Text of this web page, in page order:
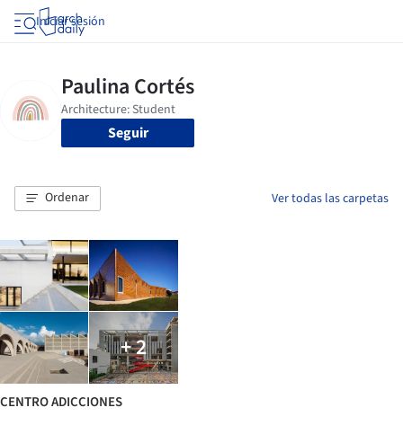
Iniciar sesión
Seguir
Ordenar Ver todas las carpetas
+ 2
CENTRO ADICCIONES